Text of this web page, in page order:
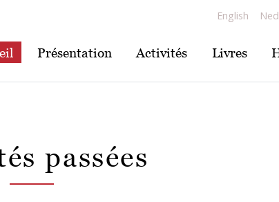
English
Présentation Activités Livres
passées